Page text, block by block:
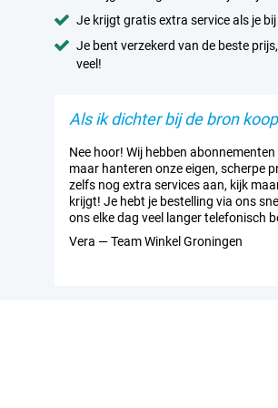
Je krijgt gratis extra service als je
Je bent verzekerd van de beste
veel!
Als ik dichter bij de bron
Nee hoor! Wij hebben
maar hanteren onze eigen, scherpe
zelfs nog extra services aan, kijk
krijgt! Je hebt je bestelling via ons
ons elke dag veel langer telefonisch
Vera — Team Winkel Groningen